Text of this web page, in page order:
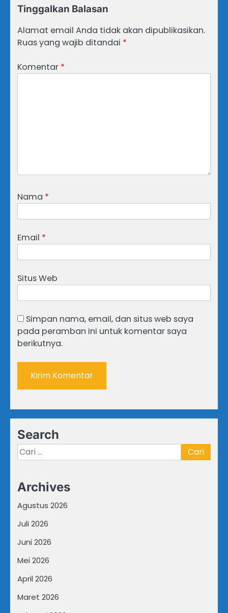
Tinggalkan Balasan
Alamat email Anda tidak akan dipublikasikan.
Ruas yang wajib ditandai *
Komentar *
Nama *
Email *
Situs Web
Simpan nama, email, dan situs web saya
pada peramban ini untuk komentar saya
berikutnya.
Search
Cari
untuk:
Archives
Agustus 2026
Juli 2026
Juni 2026
Mei 2026
April 2026
Maret 2026